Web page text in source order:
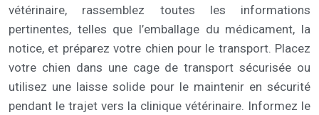
vétérinaire, rassemblez toutes les informations
pertinentes, telles que l’emballage du médicament, la
notice, et préparez votre chien pour le transport. Placez
votre chien dans une cage de transport sécurisée ou
utilisez une laisse solide pour le maintenir en sécurité
pendant le trajet vers la clinique vétérinaire. Informez le